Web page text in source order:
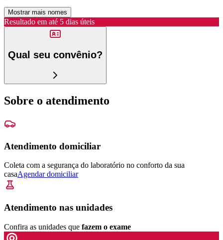
Mostrar mais nomes
Resultado em até 5 dias úteis
Qual seu convênio?
Sobre o atendimento
Atendimento domiciliar
Coleta com a segurança do laboratório no conforto da sua
casaAgendar domiciliar
Atendimento nas unidades
Confira as unidades que fazem o exame